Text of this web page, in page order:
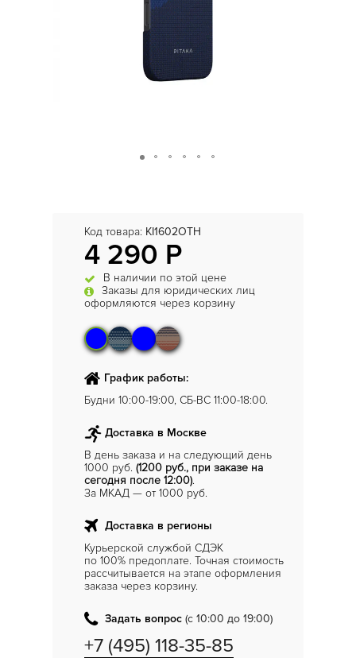
Код товара: KI1602OTH
4 290 Р
В наличии по этой цене
Заказы для юридических лиц
оформляются через корзину
График работы:
Будни 10:00-19:00, СБ-ВС 11:00-18:00.
Доставка в Москве
В день заказа и на следующий день
1000 руб. (1200 руб., при заказе на
сегодня после 12:00).
За МКАД — от 1000 руб.
Доставка в регионы
Курьерской службой СДЭК
по 100% предоплате. Точная стоимость
рассчитывается на этапе оформления
заказа через корзину.
Задать вопрос (с 10:00 до 19:00)
+7 (495) 118-35-85